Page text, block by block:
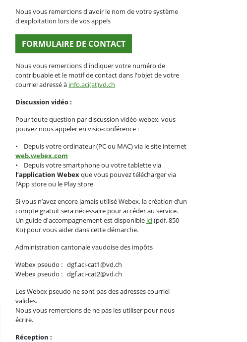
Nous vous remercions d'avoir le nom de votre système
d'exploitation lors de vos appels
FORMULAIRE DE CONTACT
Nous vous remercions d'indiquer votre numéro de
contribuable et le motif de contact dans l'objet de votre
courriel adressé à info.aci(at)vd.ch
Discussion vidéo :
Pour toute question par discussion vidéo-webex, vous
pouvez nous appeler en visio-conférence :
• Depuis votre ordinateur (PC ou MAC) via le site internet
web.webex.com
• Depuis votre smartphone ou votre tablette via
l’application Webexque vous pouvez télécharger via
l’App store ou le Play store
Si vous n’avez encore jamais utilisé Webex, la création d’un
compte gratuit sera nécessaire pour accéder au service.
Un guide d'accompagnement est disponible ici(pdf, 850
Ko) pour vous aider dans cette démarche.
Administration cantonale vaudoise des impôts
Webex pseudo : dgf.aci-cat1@vd.ch
Webex pseudo : dgf.aci-cat2@vd.ch
Les Webex pseudo ne sont pas des adresses courriel
valides.
Nous vous remercions de ne pas les utiliser pour nous
écrire.
Réception :